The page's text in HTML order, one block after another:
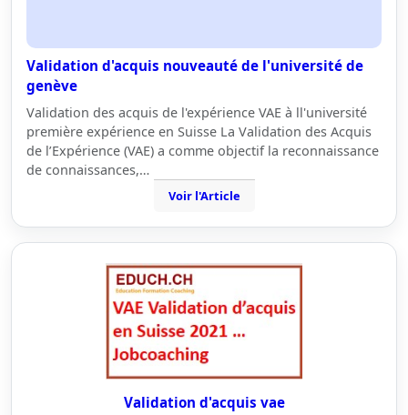
Validation d'acquis nouveauté de l'université de
genève
Validation des acquis de l'expérience VAE à ll'université
première expérience en Suisse La Validation des Acquis
de l’Expérience (VAE) a comme objectif la reconnaissance
de connaissances,…
Voir l'Article
Validation d'acquis vae